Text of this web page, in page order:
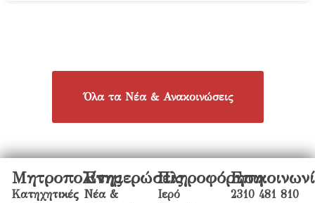
Όλα τα Νέα & Ανακοινώσεις
Μητροπολίτης
Κατηχητικές
Ενημερώσεις
Νέα &
Πληροφόρηση
Ιερό
2310 481 810